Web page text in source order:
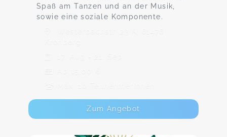
Spaß am Tanzen und an der Musik,
sowie eine soziale Komponente.
Westerbachstr. 23 A, 61476
17. Aug - 21. Sep
Ab 15,00 €
Max. 10 TeilnehmerInnen
Zum Angebot